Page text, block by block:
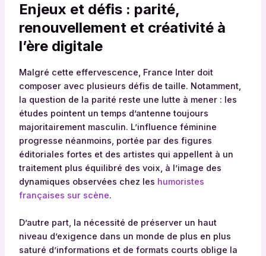
Enjeux et défis : parité,
renouvellement et créativité à
l’ère digitale
Malgré cette effervescence, France Inter doit
composer avec plusieurs défis de taille. Notamment,
la question de la parité reste une lutte à mener : les
études pointent un temps d’antenne toujours
majoritairement masculin. L’influence féminine
progresse néanmoins, portée par des figures
éditoriales fortes et des artistes qui appellent à un
traitement plus équilibré des voix, à l’image des
dynamiques observées chez les humoristes
françaises sur scène.
D’autre part, la nécessité de préserver un haut
niveau d’exigence dans un monde de plus en plus
saturé d’informations et de formats courts oblige la